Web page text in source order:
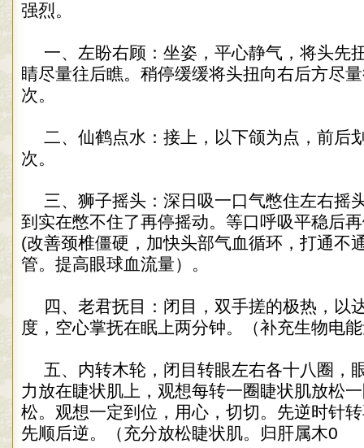
强烈。
一、左盼右顾：坐姿，平心静气，将头先
睛尽量往后瞧。稍停缓缓将头扭向右后方尽
次。
二、仙鹤点水：接上，以下颌为点，前后
次。
三、狮子摇头：深日吸一口气憋住左右摇
到实在憋不住了再停摇动。等口呼吸平稳后
(改善颈椎僵硬，加快头部气血循环，打通不
管。提高眼球血流量）。
四、老君抚目：闭目，双手搓的极热，以
度，空心掌抚在眠上两分钟。（补充生物电
五、内转木轮，闭目转眼左右各十八圈，
力放在睫状肌上，观想每转一圈睫状肌放松
松。观想一定到位，用心，切切。先逆时针
先顺后逆。（充分放松睫状肌。归肝属木0